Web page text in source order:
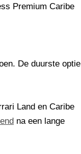
Premium Caribe
De duurste optie
Land en Caribe
na een lange